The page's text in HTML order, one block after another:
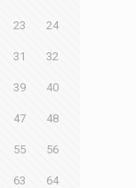
23 24
31 32
39 40
47 48
55 56
63 64